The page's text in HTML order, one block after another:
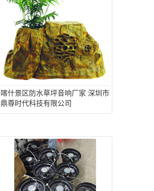
喀什景区防水草坪音响厂家 深圳市
鼎尊时代科技有限公司